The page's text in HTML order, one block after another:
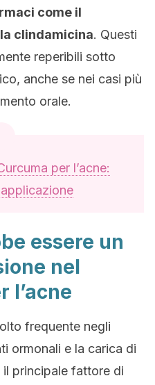
come il
clindamicina. Questi
reperibili sotto
anche se nei casi più
orale.
per l’acne:
essere un
nel
l’acne
frequente negli
ormonali e la carica di
principale fattore di